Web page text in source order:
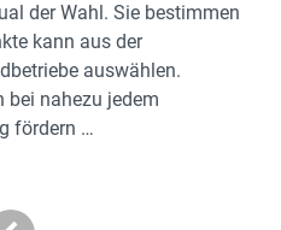
der Wahl. Sie bestimmen
kann aus der
auswählen.
bei nahezu jedem
fördern …